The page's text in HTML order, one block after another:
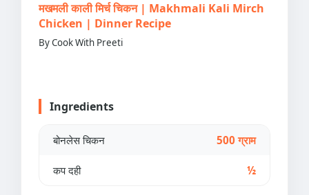
मखमली काली मिर्च चिकन | Makhmali Kali Mirch
Chicken | Dinner Recipe
By Cook With Preeti
Ingredients
बोनलेस चिकन 500 ग्राम
कप दही ½